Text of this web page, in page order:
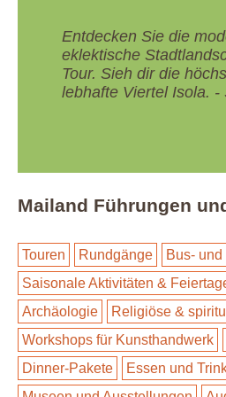
Entdecken Sie die
eklektische
Tour. Sieh dir die
lebhafte Viertel Isola. -
Mailand Führungen
Touren Rundgänge Bus-
Saisonale Aktivitäten &
Archäologie
Religiöse &
Workshops für Kunsthandwerk
Dinner-Pakete
Essen und